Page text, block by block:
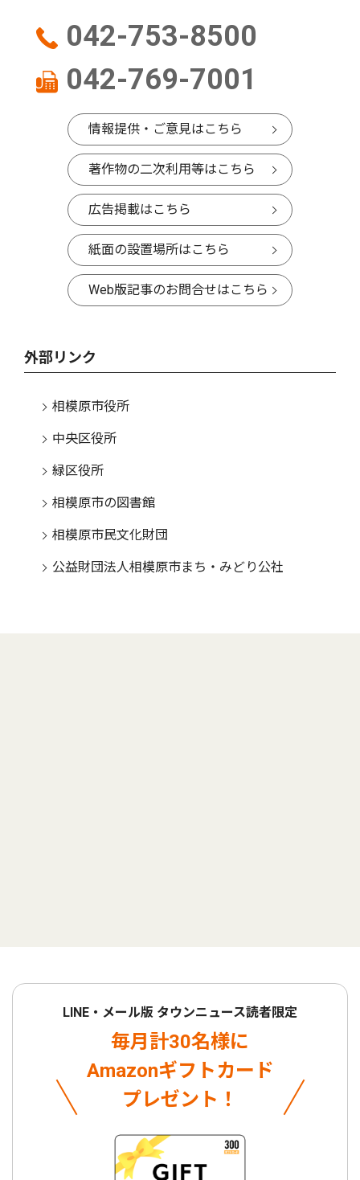
042-753-8500
042-769-7001
情報提供・ご意見はこちら
著作物の二次利用等はこちら
広告掲載はこちら
紙面の設置場所はこちら
Web版記事のお問合せはこちら
外部リンク
相模原市役所
中央区役所
緑区役所
相模原市の図書館
相模原市民文化財団
公益財団法人相模原市まち・みどり公社
LINE・メール版 タウンニュース読者限定
毎月計30名様に
Amazonギフトカード
プレゼント！